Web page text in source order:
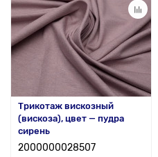
Трикотаж вискозный
(вискоза), цвет — пудра
сирень
2000000028507